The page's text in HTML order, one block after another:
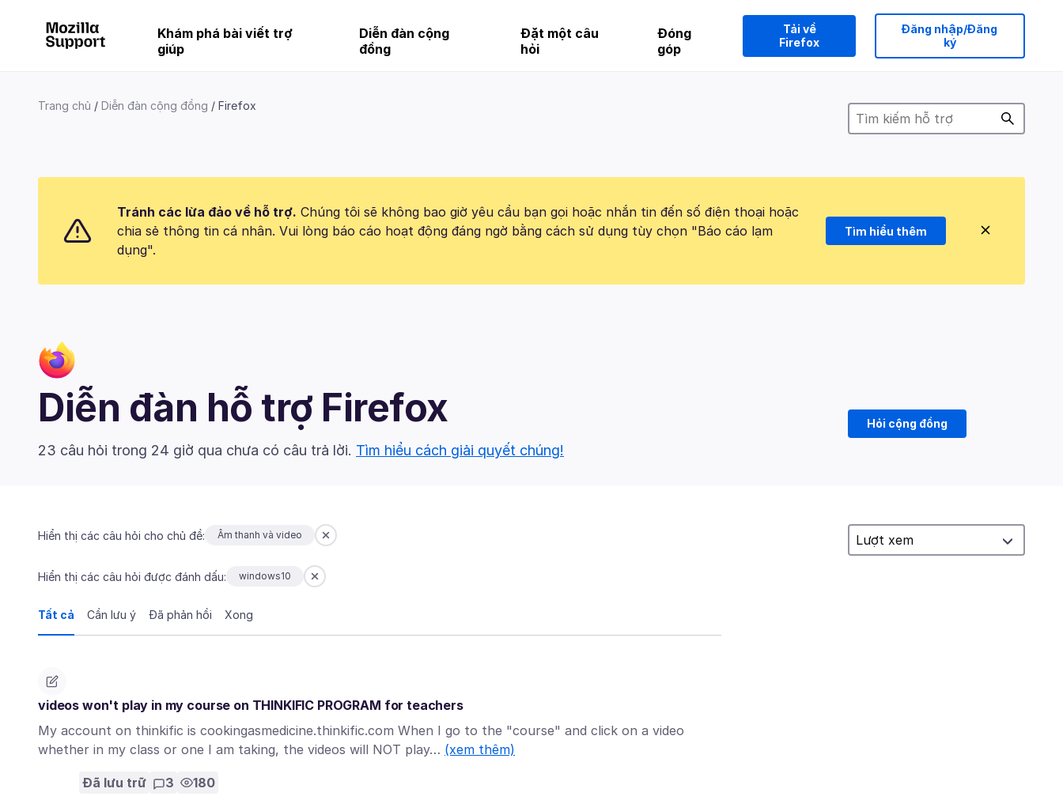
Khám phá bài viết trợ
giúp
Diễn đàn cộng
đồng
Đặt một câu
hỏi
Đóng
góp
Tải về
Firefox
Đăng nhập/Đăng
ký
Trang chủ Diễn đàn cộng đồng Firefox
Tránh các lừa đảo về hỗ trợ. Chúng tôi sẽ không bao giờ yêu cầu bạn gọi hoặc nhắn tin đến số điện thoại hoặc
chia sẻ thông tin cá nhân. Vui lòng báo cáo hoạt động đáng ngờ bằng cách sử dụng tùy chọn "Báo cáo lạm
dụng".
Tìm hiểu thêm
Diễn đàn hỗ trợ Firefox
23 câu hỏi trong 24 giờ qua chưa có câu trả lời. Tìm hiểu cách giải quyết chúng!
Hỏi cộng đồng
Hiển thị các câu hỏi cho chủ đề: Âm thanh và video
Hiển thị các câu hỏi được đánh dấu: windows10
Tất cả Cần lưu ý Đã phản hồi Xong
videos won't play in my course on THINKIFIC PROGRAM for teachers
My account on thinkific is cookingasmedicine.thinkific.com When I go to the "course" and click on a video
whether in my class or one I am taking, the videos will NOT play… (xem thêm)
Đã lưu trữ 3 180